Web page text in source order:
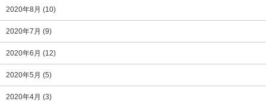
2020年8月 (10)
2020年7月 (9)
2020年6月 (12)
2020年5月 (5)
2020年4月 (3)